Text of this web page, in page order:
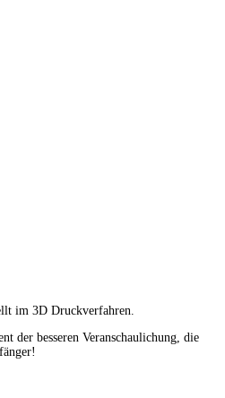
im 3D Druckverfahren.
der besseren Veranschaulichung, die